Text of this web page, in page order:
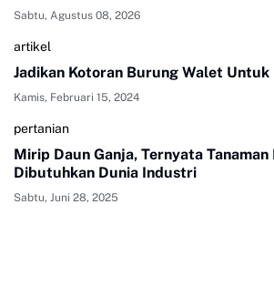
Sabtu, Agustus 08, 2026
artikel
Jadikan Kotoran Burung Walet Untuk
Kamis, Februari 15, 2024
pertanian
Mirip Daun Ganja, Ternyata Tanaman
Dibutuhkan Dunia Industri
Sabtu, Juni 28, 2025